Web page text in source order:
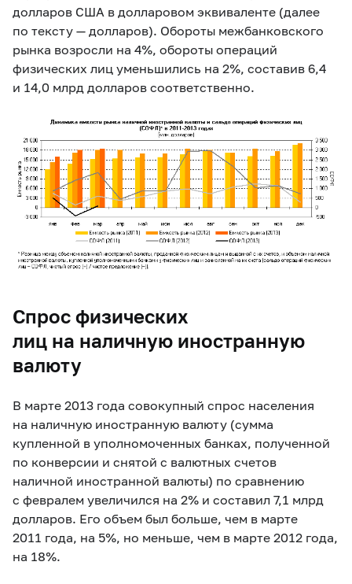
долларов США в долларовом эквиваленте (далее
по тексту — долларов). Обороты межбанковского
рынка возросли на 4%, обороты операций
физических лиц уменьшились на 2%, составив 6,4
и 14,0 млрд долларов соответственно.
Спрос физических
лиц на наличную иностранную
валюту
В марте 2013 года совокупный спрос населения
на наличную иностранную валюту (сумма
купленной в уполномоченных банках, полученной
по конверсии и снятой с валютных счетов
наличной иностранной валюты) по сравнению
с февралем увеличился на 2% и составил 7,1 млрд
долларов. Его объем был больше, чем в марте
2011 года, на 5%, но меньше, чем в марте 2012 года,
на 18%.